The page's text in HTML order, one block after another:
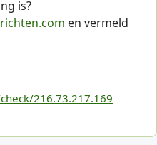
is?
en vermeld
216.73.217.169